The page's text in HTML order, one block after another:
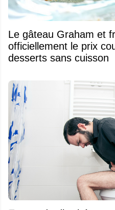
Le gâteau Graham et fraises se mérite
officiellement le prix
desserts sans cuisson